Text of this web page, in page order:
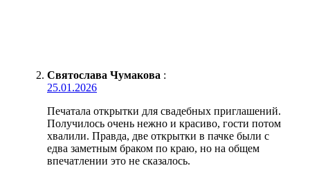
Святослава Чумакова :
25.01.2026
Печатала открытки для свадебных приглашений.
Получилось очень нежно и красиво, гости потом
хвалили. Правда, две открытки в пачке были с
едва заметным браком по краю, но на общем
впечатлении это не сказалось.